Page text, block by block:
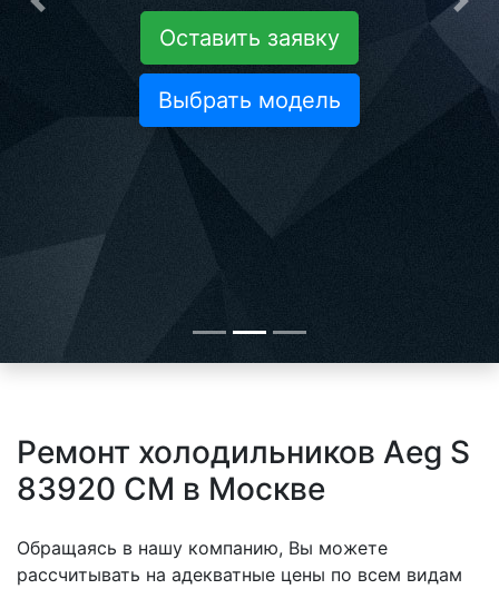
Оставить заявку
Выбрать модель
Предыдущая
Ремонт холодильников Aeg S
83920 CM в Москве
Обращаясь в нашу компанию, Вы можете
рассчитывать на адекватные цены по всем видам